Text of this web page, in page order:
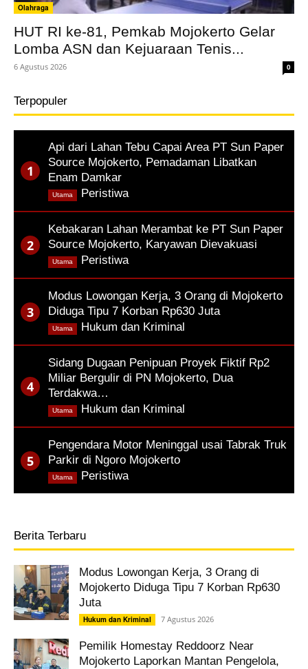
Olahraga
HUT RI ke-81, Pemkab Mojokerto Gelar
Lomba ASN dan Kejuaraan Tenis...
6 Agustus 2026 0
Terpopuler
Api dari Lahan Tebu Capai Area PT Sun Paper
Source Mojokerto, Pemadaman Libatkan
Enam Damkar
Peristiwa,
Utama
Kebakaran Lahan Merambat ke PT Sun Paper
Source Mojokerto, Karyawan Dievakuasi
Peristiwa,
Utama
Modus Lowongan Kerja, 3 Orang di Mojokerto
Diduga Tipu 7 Korban Rp630 Juta
Hukum dan Kriminal
Utama
Sidang Dugaan Penipuan Proyek Fiktif Rp2
Miliar Bergulir di PN Mojokerto, Dua
Terdakwa…
Hukum dan Kriminal
Utama
Pengendara Motor Meninggal usai Tabrak Truk
Parkir di Ngoro Mojokerto
Peristiwa,
Utama
Berita Terbaru
Modus Lowongan Kerja, 3 Orang di
Mojokerto Diduga Tipu 7 Korban Rp630
Juta
Hukum dan Kriminal 7 Agustus 2026
Pemilik Homestay Reddoorz Near
Mojokerto Laporkan Mantan Pengelola,